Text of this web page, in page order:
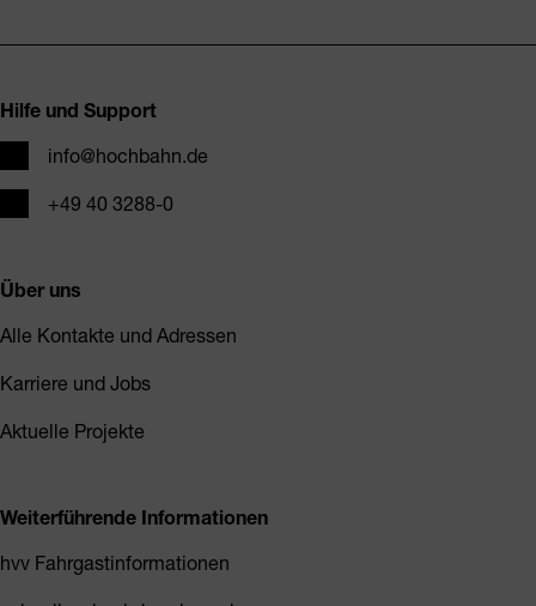
Hilfe und Support
E-Mailinfo@hochbahn.de
Telefon+49 40 3288-0
Über uns
Alle Kontakte und Adressen
Karriere und Jobs
Aktuelle Projekte
Weiterführende Informationen
hvv Fahrgastinformationen